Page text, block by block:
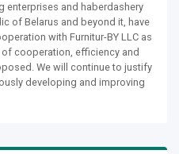
enterprises and haberdashery
of Belarus and beyond it, have
with Furnitur-BY LLC as
cooperation, efficiency and
We will continue to justify
developing and improving